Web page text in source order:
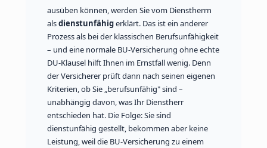
ausüben können, werden Sie vom Dienstherrn
alsdienstunfähigerklärt. Das ist ein anderer
Prozess als bei der klassischen Berufsunfähigkeit
– und eine normale BU-Versicherung ohne echte
DU-Klausel hilft Ihnen im Ernstfall wenig. Denn
der Versicherer prüft dann nach seinen eigenen
Kriterien, ob Sie „berufsunfähig" sind –
unabhängig davon, was Ihr Dienstherr
entschieden hat. Die Folge: Sie sind
dienstunfähig gestellt, bekommen aber keine
Leistung, weil die BU-Versicherung zu einem